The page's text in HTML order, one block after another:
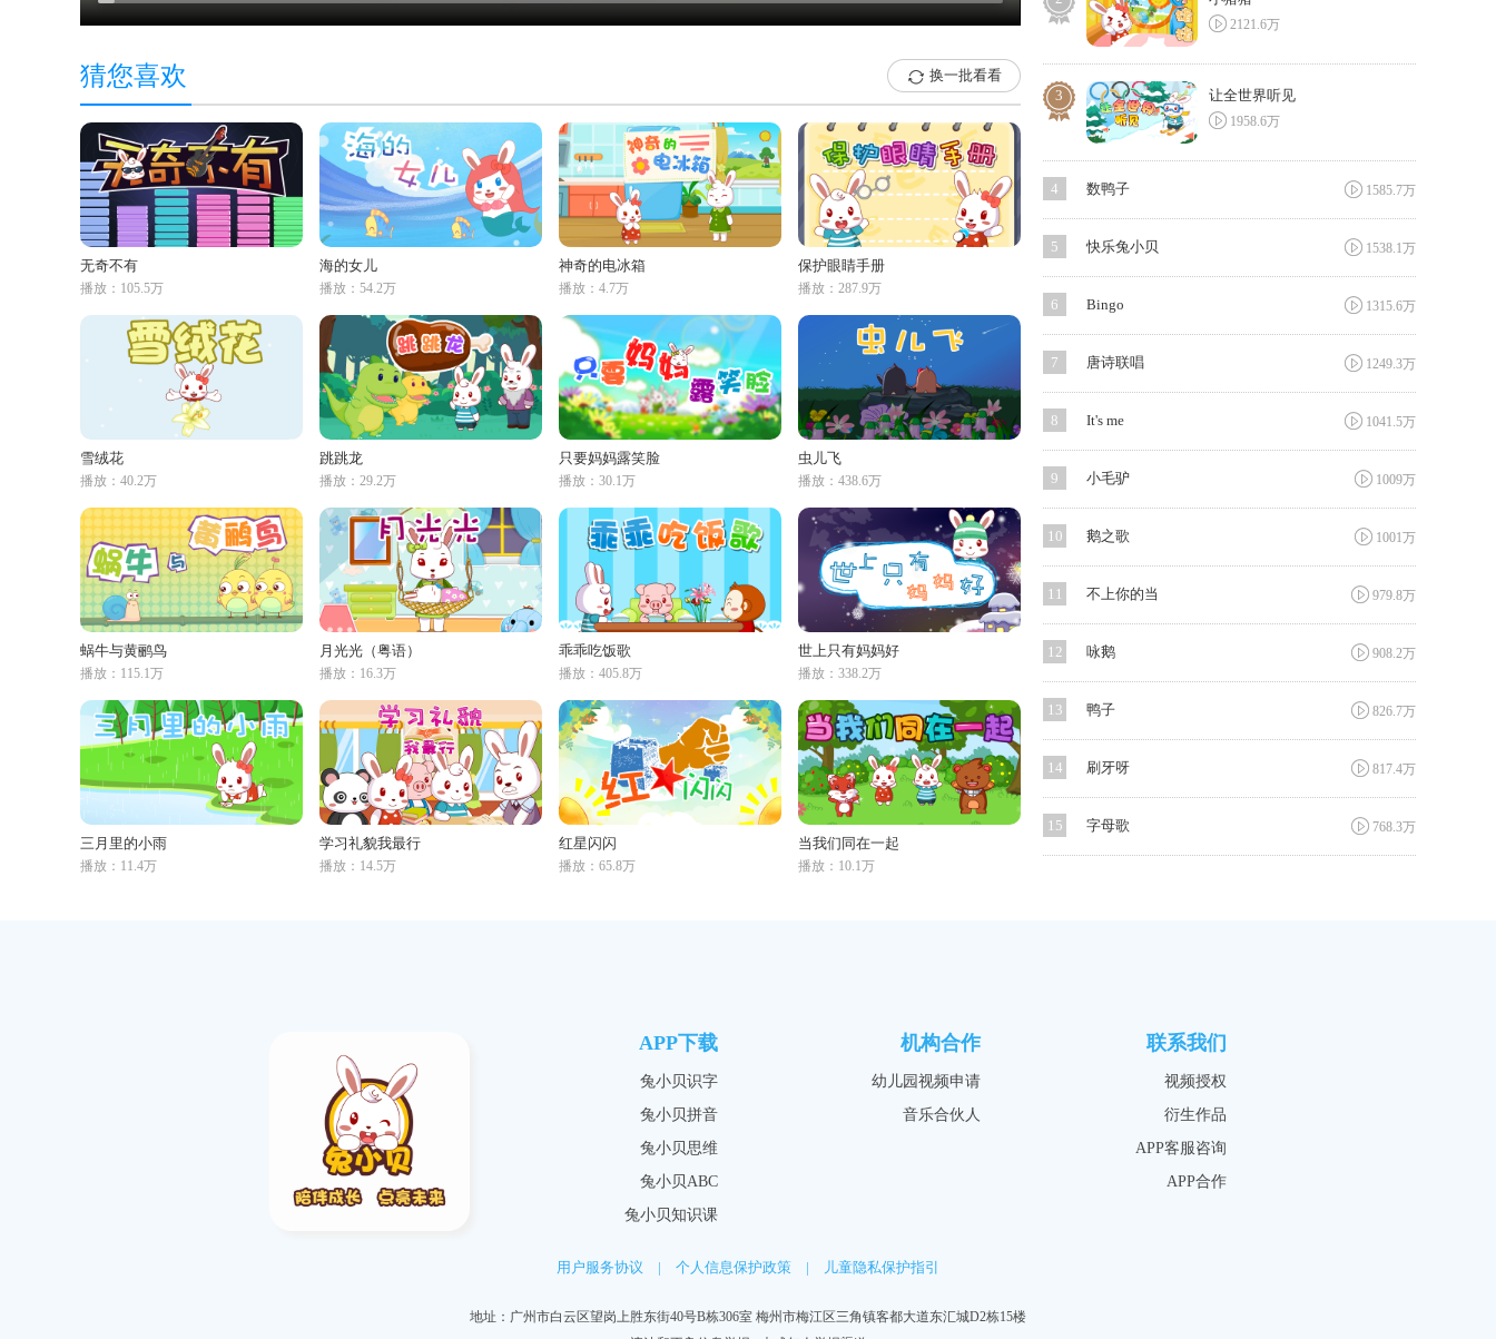
 换一批看看
猜您喜欢
无奇不有
播放：105.5万
海的女儿
播放：54.2万
神奇的电冰箱
播放：4.7万
保护眼睛手册
播放：287.9万
雪绒花
播放：40.2万
跳跳龙
播放：29.2万
只要妈妈露笑脸
播放：30.1万
虫儿飞
播放：438.6万
蜗牛与黄鹂鸟
播放：115.1万
月光光（粤语）
播放：16.3万
乖乖吃饭歌
播放：405.8万
世上只有妈妈好
播放：338.2万
三月里的小雨
播放：11.4万
学习礼貌我最行
播放：14.5万
红星闪闪
播放：65.8万
当我们同在一起
播放：10.1万
 2121.6万
3 让全世界听见
 1958.6万
4 数鸭子  1585.7万
5 快乐兔小贝  1538.1万
6 Bingo  1315.6万
7 唐诗联唱  1249.3万
8 It's me  1041.5万
9 小毛驴  1009万
10 鹅之歌  1001万
11 不上你的当  979.8万
12 咏鹅  908.2万
13 鸭子  826.7万
14 刷牙呀  817.4万
15 字母歌  768.3万
APP下载
兔小贝识字
兔小贝拼音
兔小贝思维
兔小贝ABC
兔小贝知识课
机构合作
幼儿园视频申请
音乐合伙人
联系我们
视频授权
衍生作品
APP客服咨询
APP合作
用户服务协议 | 个人信息保护政策 | 儿童隐私保护指引
地址：广州市白云区望岗上胜东街40号B栋306室 梅州市梅江区三角镇客都大道东汇城D2栋15楼